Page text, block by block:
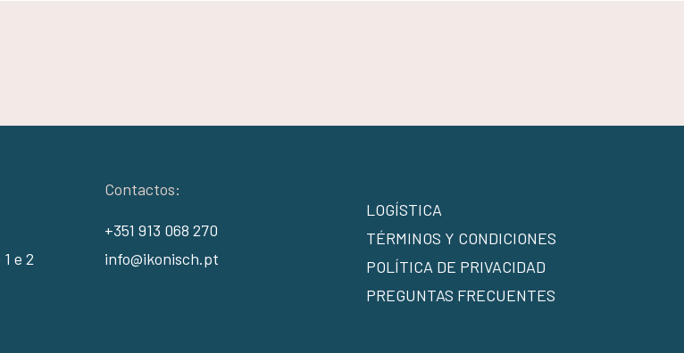
e 2
Contactos:
+351 913 068 270
info@ikonisch.pt
LOGÍSTICA
TÉRMINOS Y CONDICIONES
POLÍTICA DE PRIVACIDAD
PREGUNTAS FRECUENTES